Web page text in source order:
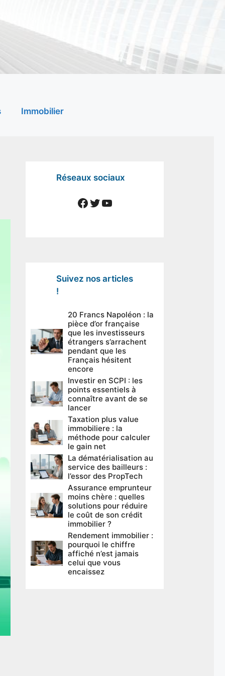
Immobilier
Réseaux sociaux
Facebook
Twitter
YouTube
Suivez nos articles
!
20 Francs Napoléon : la
pièce d’or française
que les investisseurs
étrangers s’arrachent
pendant que les
Français hésitent
encore
Investir en SCPI : les
points essentiels à
connaître avant de se
lancer
Taxation plus value
immobiliere : la
méthode pour calculer
le gain net
La dématérialisation au
service des bailleurs :
l’essor des PropTech
Assurance emprunteur
moins chère : quelles
solutions pour réduire
le coût de son crédit
immobilier ?
Rendement immobilier :
pourquoi le chiffre
affiché n’est jamais
celui que vous
encaissez